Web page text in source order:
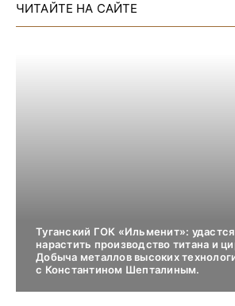
ЧИТАЙТЕ НА САЙТЕ
Туганский ГОК «Ильменит»:
нарастить производство титана и
Добыча металлов высоких
с Константином Шепталиным.